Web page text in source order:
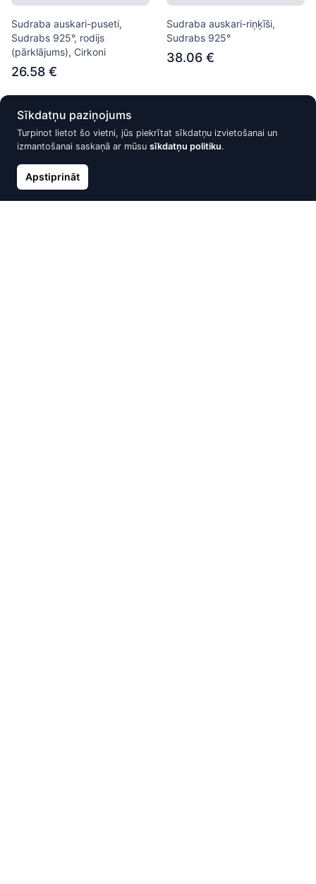
Sudraba auskari-puseti,
Sudrabs 925°, rodijs
(pārklājums), Cirkoni
26.58 €
Sudraba auskari-riņķīši,
Sudrabs 925°
38.06 €
Nav noliktavā
Sīkdatņu paziņojums
Turpinot lietot šo vietni, jūs piekrītat sīkdatņu izvietošanai un
izmantošanai saskaņā ar mūsu sīkdatņu politiku.
Apstiprināt